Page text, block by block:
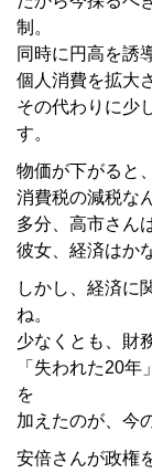
制。
同時に円高を誘
個人消費を拡大
その代わりに少
す。
物価が下がると
消費税の減税な
多分、高市さん
彼女、経済はか
しかし、経済に
ね。
少なくとも、財
「失われた20年
を
加えたのが、今
安倍さんが政権